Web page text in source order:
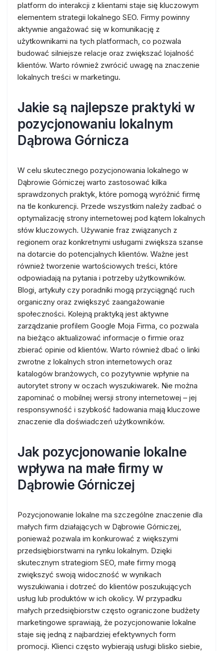
platform do interakcji z klientami staje się kluczowym
elementem strategii lokalnego SEO. Firmy powinny
aktywnie angażować się w komunikację z
użytkownikami na tych platformach, co pozwala
budować silniejsze relacje oraz zwiększać lojalność
klientów. Warto również zwrócić uwagę na znaczenie
lokalnych treści w marketingu.
Jakie są najlepsze praktyki w
pozycjonowaniu lokalnym
Dąbrowa Górnicza
W celu skutecznego pozycjonowania lokalnego w
Dąbrowie Górniczej warto zastosować kilka
sprawdzonych praktyk, które pomogą wyróżnić firmę
na tle konkurencji. Przede wszystkim należy zadbać o
optymalizację strony internetowej pod kątem lokalnych
słów kluczowych. Używanie fraz związanych z
regionem oraz konkretnymi usługami zwiększa szanse
na dotarcie do potencjalnych klientów. Ważne jest
również tworzenie wartościowych treści, które
odpowiadają na pytania i potrzeby użytkowników.
Blogi, artykuły czy poradniki mogą przyciągnąć ruch
organiczny oraz zwiększyć zaangażowanie
społeczności. Kolejną praktyką jest aktywne
zarządzanie profilem Google Moja Firma, co pozwala
na bieżąco aktualizować informacje o firmie oraz
zbierać opinie od klientów. Warto również dbać o linki
zwrotne z lokalnych stron internetowych oraz
katalogów branżowych, co pozytywnie wpłynie na
autorytet strony w oczach wyszukiwarek. Nie można
zapominać o mobilnej wersji strony internetowej – jej
responsywność i szybkość ładowania mają kluczowe
znaczenie dla doświadczeń użytkowników.
Jak pozycjonowanie lokalne
wpływa na małe firmy w
Dąbrowie Górniczej
Pozycjonowanie lokalne ma szczególne znaczenie dla
małych firm działających w Dąbrowie Górniczej,
ponieważ pozwala im konkurować z większymi
przedsiębiorstwami na rynku lokalnym. Dzięki
skutecznym strategiom SEO, małe firmy mogą
zwiększyć swoją widoczność w wynikach
wyszukiwania i dotrzeć do klientów poszukujących
usług lub produktów w ich okolicy. W przypadku
małych przedsiębiorstw często ograniczone budżety
marketingowe sprawiają, że pozycjonowanie lokalne
staje się jedną z najbardziej efektywnych form
promocji. Klienci często wybierają usługi blisko siebie,